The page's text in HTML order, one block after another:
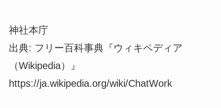
神社本庁
出典: フリー百科事典『ウィキペディア
（Wikipedia）』
https://ja.wikipedia.org/wiki/ChatWork